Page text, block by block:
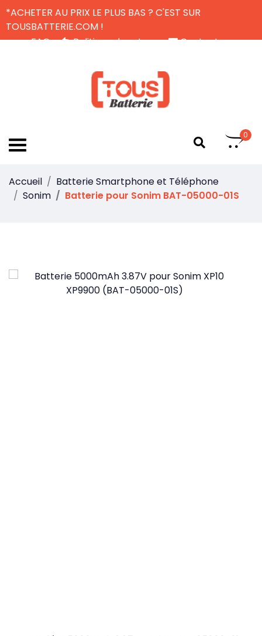
*ACHETER AU PRIX LE PLUS BAS ? C'EST SUR
TOUSBATTERIE.COM !
FAQ
Politique de retour
Contactez-nous
0
Accueil
Batterie Smartphone et Téléphone
Sonim
Batterie pour Sonim BAT-05000-01S